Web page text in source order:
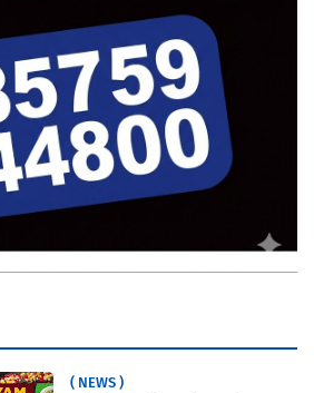
( NEWS )